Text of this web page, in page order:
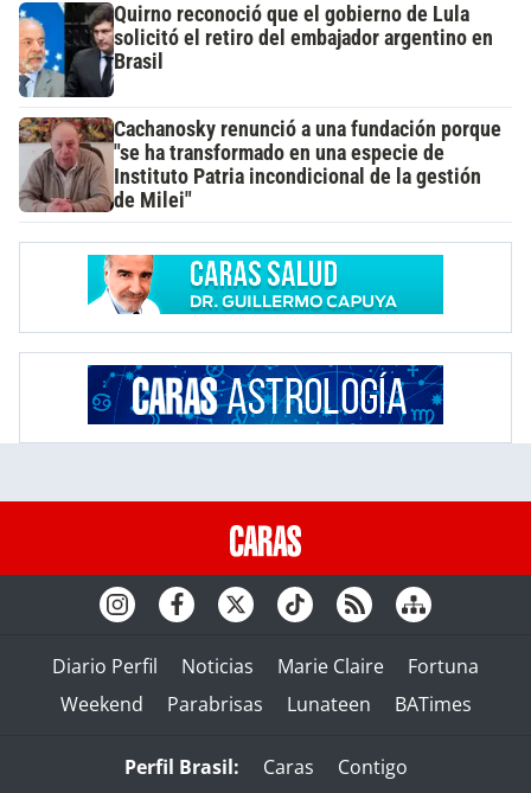
Quirno reconoció que el gobierno de Lula
solicitó el retiro del embajador argentino en
Brasil
Cachanosky renunció a una fundación porque
"se ha transformado en una especie de
Instituto Patria incondicional de la gestión
de Milei"
Diario Perfil Noticias Marie Claire
Fortuna
Weekend
Parabrisas Lunateen BATimes
Perfil Brasil: Caras
Contigo